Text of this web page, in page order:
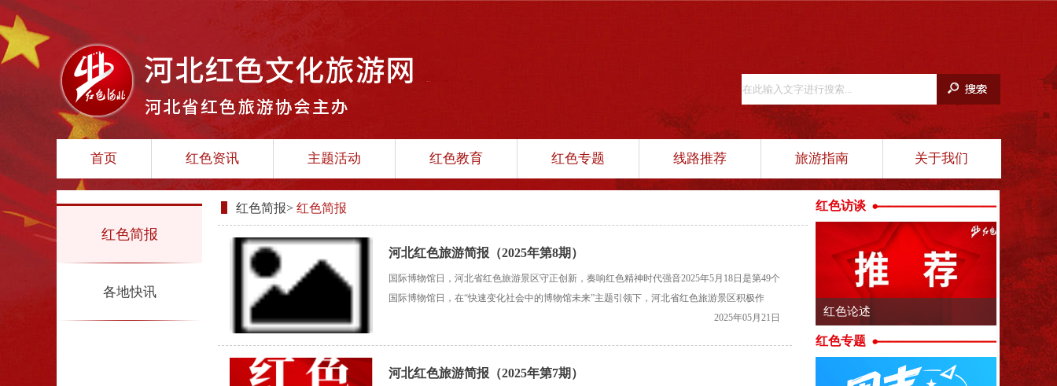
首页 红色资讯 主题活动 红色教育 红色专题 线路推荐 旅游指南 关于我们
红色简报
各地快讯
红色简报> 红色简报
河北红色旅游简报（2025年第8期）
国际博物馆日，河北省红色旅游景区守正创新，奏响红色精神时代强音2025年5月18日是第49个
国际博物馆日，在“快速变化社会中的博物馆未来”主题引领下，河北省红色旅游景区积极作
为，以多元创新的活动形式，奏响红色文化传播强音，彰显革命纪念馆所蕴含的红色精神魅
2025年05月21日
河北红色旅游简报（2025年第7期）
红色访谈
红色专题